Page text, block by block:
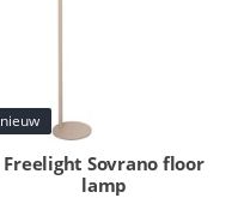
nieuw
Freelight Sovrano floor
lamp